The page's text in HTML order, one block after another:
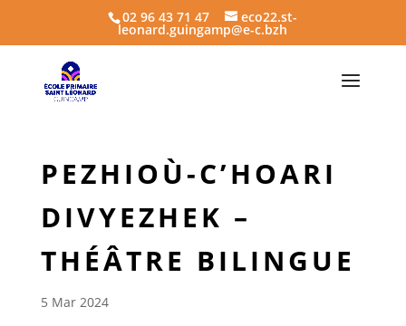
02 96 43 71 47 eco22.st-
leonard.guingamp@e-c.bzh
PEZHIOÙ-C’HOARI
DIVYEZHEK –
THÉÂTRE BILINGUE
5 Mar 2024